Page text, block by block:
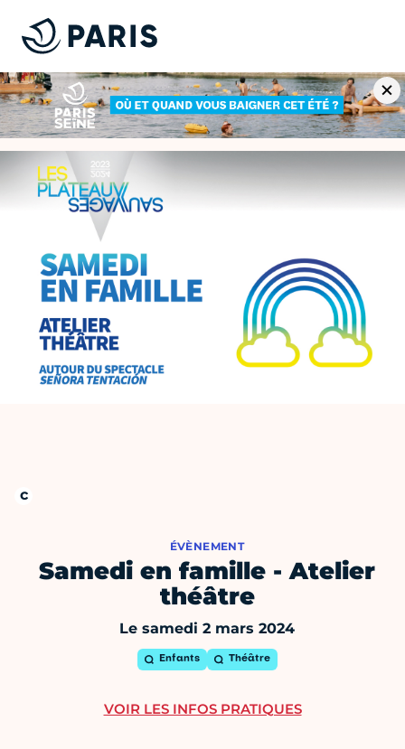
ÉVÈNEMENT
Samedi en famille - Atelier
théâtre
Le samedi 2 mars 2024
Enfants Théâtre
VOIR LES INFOS PRATIQUES